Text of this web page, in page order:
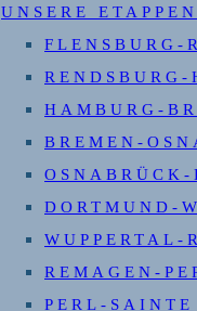
UNSERE ETAPPEN
FLENSBURG-
RENDSBURG-
HAMBURG-
BREMEN-
OSNABRÜCK-
DORTMUND-
WUPPERTAL-
REMAGEN-
PERL-SAINTE